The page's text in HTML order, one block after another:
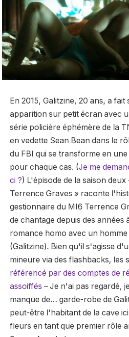
En 2015, Galitzine, 20 ans, a
apparition sur petit écran avec
série policière éphémère de la
en vedette Sean Bean dans le
du FBI qui se transforme en
pour chaque cas. (Je me
ci ?) L'épisode de la saison deux
Terrence Graves » raconte
gestionnaire du MI6 Terrence
de chantage depuis des années
romance homo avec un
(Galitzine). Bien qu'il s'agisse
mineure via des flashbacks, les
référencé par des comptes de
assoiffés – Je n'ai pas regardé,
manque de… garde-robe de
peut-être l'habitant de la cave
fleurs en tant que premier rôle